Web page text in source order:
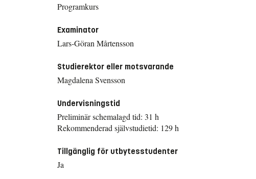
Programkurs
Examinator
Lars-Göran Mårtensson
Studierektor eller motsvarande
Magdalena Svensson
Undervisningstid
Preliminär schemalagd tid: 31 h
Rekommenderad självstudietid: 129 h
Tillgänglig för utbytesstudenter
Ja